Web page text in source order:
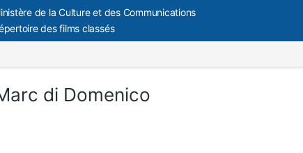
de la Culture et des Communications
des films classés
di Domenico